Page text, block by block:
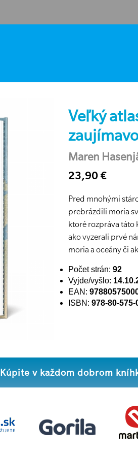
Veľký
Maren
23,90 €
Pred mnohými
prebrázdili moria
ktoré rozpráva táto
ako vyzerali prvé
moria a oceány či
Počet strán: 92
Vyjde/vyšlo:
EAN:
ISBN: 978-80-575-
Kúpite v každom dobrom